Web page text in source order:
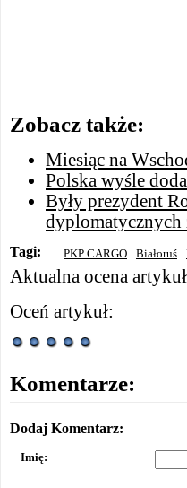
Zobacz także:
Miesiąc na
Polska wyśle
Były prezydent
dyplomatycznych
Tagi: PKP CARGO Białoruś
Aktualna ocena
Oceń artykuł:
Komentarze:
Dodaj Komentarz:
Imię: